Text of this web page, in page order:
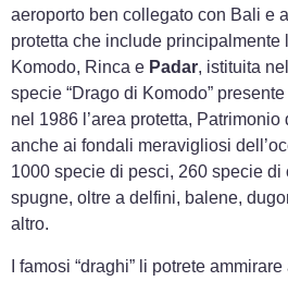
aeroporto ben collegato con Bali e
protetta che include principalmente
Komodo, Rinca e Padar, istituita
specie “Drago di Komodo”
nel 1986 l’area protetta, Patrimonio
anche ai fondali meravigliosi
1000 specie di pesci, 260 specie di
spugne, oltre a delfini, balene,
altro.
I famosi “draghi” li potrete ammirare